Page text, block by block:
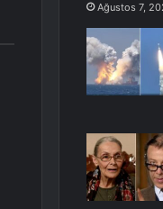
Ağustos 7,